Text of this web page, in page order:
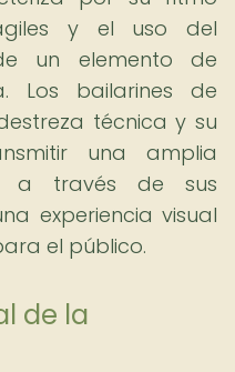
y el uso del
un elemento de
Los bailarines de
técnica y su
una amplia
a través de sus
experiencia visual
el público.
de la